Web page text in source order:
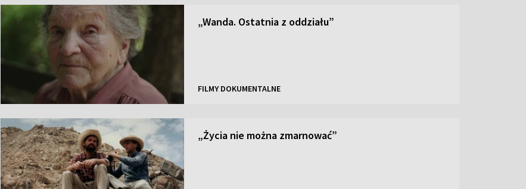
„Wanda. Ostatnia z oddziału”
FILMY DOKUMENTALNE
„Życia nie można zmarnować”